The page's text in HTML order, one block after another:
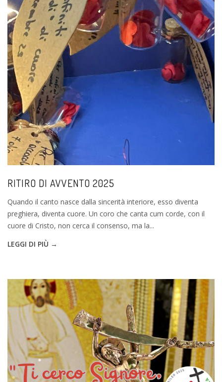
RITIRO DI AVVENTO 2025
Quando il canto nasce dalla sincerità interiore, esso diventa
preghiera, diventa cuore. Un coro che canta cum corde, con il
cuore di Cristo, non cerca il consenso, ma la...
LEGGI DI PIÙ →